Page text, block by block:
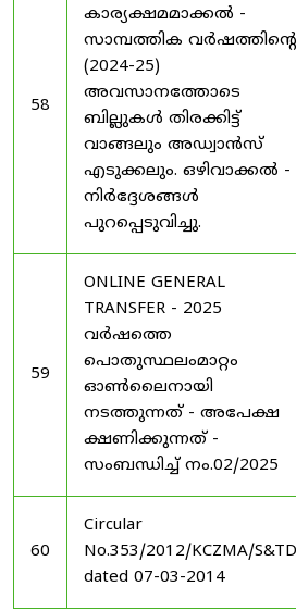
58
കാര്യക്ഷമമാക്കൽ -
സാമ്പത്തിക വർഷത്തിന്റെ
(2024-25)
അവസാനത്തോടെ
ബില്ലുകൾ തിരക്കിട്ട്
വാങ്ങലും അഡ്വാൻസ്
എടുക്കലും. ഒഴിവാക്കൽ -
നിർദ്ദേശങ്ങൾ
പുറപ്പെടുവിച്ചു.
59
ONLINE GENERAL
TRANSFER - 2025
വർഷത്തെ
പൊതുസ്ഥലംമാറ്റം
ഓൺലൈനായി
നടത്തുന്നത് - അപേക്ഷ
ക്ഷണിക്കുന്നത് -
സംബന്ധിച്ച് നം.02/2025
60
Circular
No.353/2012/KCZMA/S&TD
dated 07-03-2014